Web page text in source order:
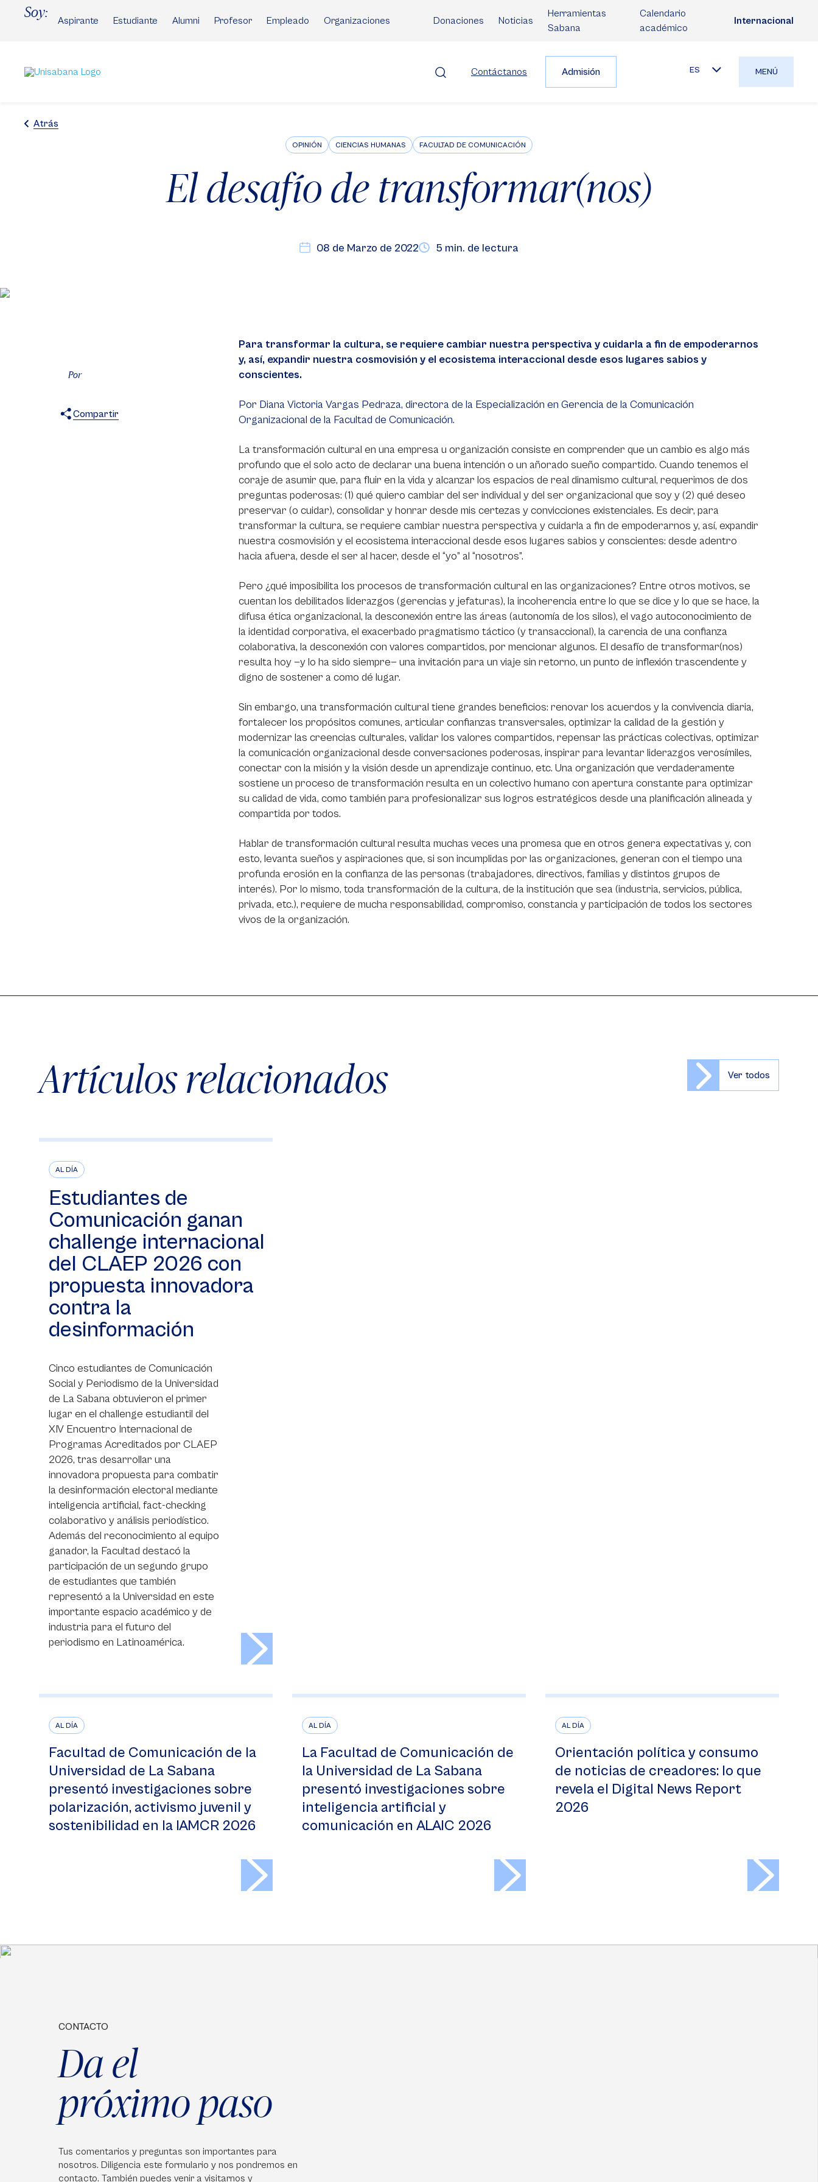
Soy:
Aspirante Estudiante Alumni Profesor Empleado Organizaciones Donaciones Noticias
Herramientas
Sabana
Calendario
académico
Internacional
Contáctanos Admisión ES MENÚ
Atrás
OPINIÓN CIENCIAS HUMANAS FACULTAD DE COMUNICACIÓN
El desafío de transformar(nos)
08 de Marzo de 2022 5 min. de lectura
Por
Compartir
Para transformar la cultura, se requiere cambiar nuestra perspectiva y cuidarla a fin de empoderarnos
y, así, expandir nuestra cosmovisión y el ecosistema interaccional desde esos lugares sabios y
conscientes.
Por Diana Victoria Vargas Pedraza, directora de la Especialización en Gerencia de la Comunicación
Organizacional de la Facultad de Comunicación.
La transformación cultural en una empresa u organización consiste en comprender que un cambio es algo más
profundo que el solo acto de declarar una buena intención o un añorado sueño compartido. Cuando tenemos el
coraje de asumir que, para fluir en la vida y alcanzar los espacios de real dinamismo cultural, requerimos de dos
preguntas poderosas: (1) qué quiero cambiar del ser individual y del ser organizacional que soy y (2) qué deseo
preservar (o cuidar), consolidar y honrar desde mis certezas y convicciones existenciales. Es decir, para
transformar la cultura, se requiere cambiar nuestra perspectiva y cuidarla a fin de empoderarnos y, así, expandir
nuestra cosmovisión y el ecosistema interaccional desde esos lugares sabios y conscientes: desde adentro
hacia afuera, desde el ser al hacer, desde el “yo” al “nosotros”.
Pero ¿qué imposibilita los procesos de transformación cultural en las organizaciones? Entre otros motivos, se
cuentan los debilitados liderazgos (gerencias y jefaturas), la incoherencia entre lo que se dice y lo que se hace, la
difusa ética organizacional, la desconexión entre las áreas (autonomía de los silos), el vago autoconocimiento de
la identidad corporativa, el exacerbado pragmatismo táctico (y transaccional), la carencia de una confianza
colaborativa, la desconexión con valores compartidos, por mencionar algunos. El desafío de transformar(nos)
resulta hoy —y lo ha sido siempre— una invitación para un viaje sin retorno, un punto de inflexión trascendente y
digno de sostener a como dé lugar.
Sin embargo, una transformación cultural tiene grandes beneficios: renovar los acuerdos y la convivencia diaria,
fortalecer los propósitos comunes, articular confianzas transversales, optimizar la calidad de la gestión y
modernizar las creencias culturales, validar los valores compartidos, repensar las prácticas colectivas, optimizar
la comunicación organizacional desde conversaciones poderosas, inspirar para levantar liderazgos verosímiles,
conectar con la misión y la visión desde un aprendizaje continuo, etc. Una organización que verdaderamente
sostiene un proceso de transformación resulta en un colectivo humano con apertura constante para optimizar
su calidad de vida, como también para profesionalizar sus logros estratégicos desde una planificación alineada y
compartida por todos.
Hablar de transformación cultural resulta muchas veces una promesa que en otros genera expectativas y, con
esto, levanta sueños y aspiraciones que, si son incumplidas por las organizaciones, generan con el tiempo una
profunda erosión en la confianza de las personas (trabajadores, directivos, familias y distintos grupos de
interés). Por lo mismo, toda transformación de la cultura, de la institución que sea (industria, servicios, pública,
privada, etc.), requiere de mucha responsabilidad, compromiso, constancia y participación de todos los sectores
vivos de la organización.
Artículos relacionados Ver todos
AL DÍA
Estudiantes de
Comunicación ganan
challenge internacional
del CLAEP 2026 con
propuesta innovadora
contra la
desinformación
Cinco estudiantes de Comunicación
Social y Periodismo de la Universidad
de La Sabana obtuvieron el primer
lugar en el challenge estudiantil del
XIV Encuentro Internacional de
Programas Acreditados por CLAEP
2026, tras desarrollar una
innovadora propuesta para combatir
la desinformación electoral mediante
inteligencia artificial, fact-checking
colaborativo y análisis periodístico.
Además del reconocimiento al equipo
ganador, la Facultad destacó la
participación de un segundo grupo
de estudiantes que también
representó a la Universidad en este
importante espacio académico y de
industria para el futuro del
periodismo en Latinoamérica.
AL DÍA
Facultad de Comunicación de la
Universidad de La Sabana
presentó investigaciones sobre
polarización, activismo juvenil y
sostenibilidad en la IAMCR 2026
AL DÍA
La Facultad de Comunicación de
la Universidad de La Sabana
presentó investigaciones sobre
inteligencia artificial y
comunicación en ALAIC 2026
AL DÍA
Orientación política y consumo
de noticias de creadores: lo que
revela el Digital News Report
2026
CONTACTO
Da el
próximo paso
Tus comentarios y preguntas son importantes para
nosotros. Diligencia este formulario y nos pondremos en
contacto. También puedes venir a visitarnos y